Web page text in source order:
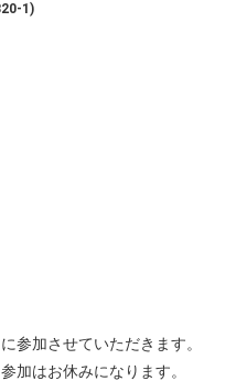
1)
参加させていただきます。
加はお休みになります。